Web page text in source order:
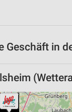
Geschäft in